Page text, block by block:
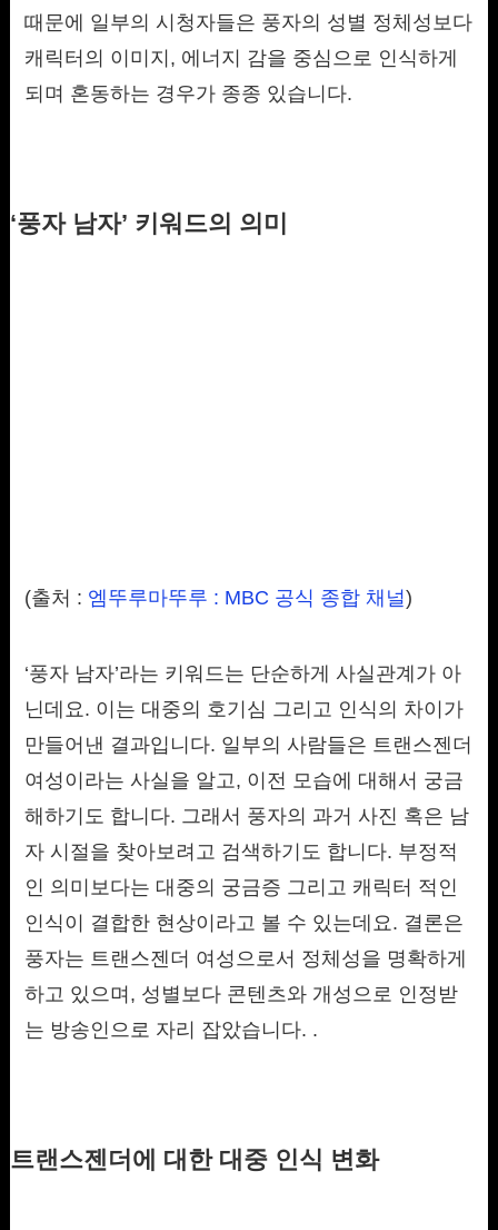
때문에 일부의 시청자들은 풍자의 성별 정체성보다
캐릭터의 이미지, 에너지 감을 중심으로 인식하게
되며 혼동하는 경우가 종종 있습니다.
‘풍자 남자’ 키워드의 의미
(출처 : 엠뚜루마뚜루 : MBC 공식 종합 채널)
‘풍자 남자’라는 키워드는 단순하게 사실관계가 아
닌데요. 이는 대중의 호기심 그리고 인식의 차이가
만들어낸 결과입니다. 일부의 사람들은 트랜스젠더
여성이라는 사실을 알고, 이전 모습에 대해서 궁금
해하기도 합니다. 그래서 풍자의 과거 사진 혹은 남
자 시절을 찾아보려고 검색하기도 합니다. 부정적
인 의미보다는 대중의 궁금증 그리고 캐릭터 적인
인식이 결합한 현상이라고 볼 수 있는데요. 결론은
풍자는 트랜스젠더 여성으로서 정체성을 명확하게
하고 있으며, 성별보다 콘텐츠와 개성으로 인정받
는 방송인으로 자리 잡았습니다. .
트랜스젠더에 대한 대중 인식 변화